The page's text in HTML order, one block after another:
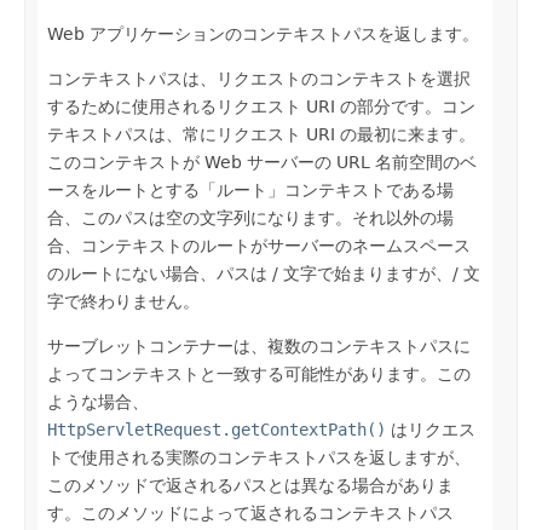
Web アプリケーションのコンテキストパスを返します。
コンテキストパスは、リクエストのコンテキストを選択
するために使用されるリクエスト URI の部分です。コン
テキストパスは、常にリクエスト URI の最初に来ます。
このコンテキストが Web サーバーの URL 名前空間のベ
ースをルートとする「ルート」コンテキストである場
合、このパスは空の文字列になります。それ以外の場
合、コンテキストのルートがサーバーのネームスペース
のルートにない場合、パスは / 文字で始まりますが、/ 文
字で終わりません。
サーブレットコンテナーは、複数のコンテキストパスに
よってコンテキストと一致する可能性があります。この
ような場合、
HttpServletRequest.getContextPath() はリクエス
トで使用される実際のコンテキストパスを返しますが、
このメソッドで返されるパスとは異なる場合がありま
す。このメソッドによって返されるコンテキストパス